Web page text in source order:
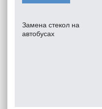
Замена стекол на
автобусах